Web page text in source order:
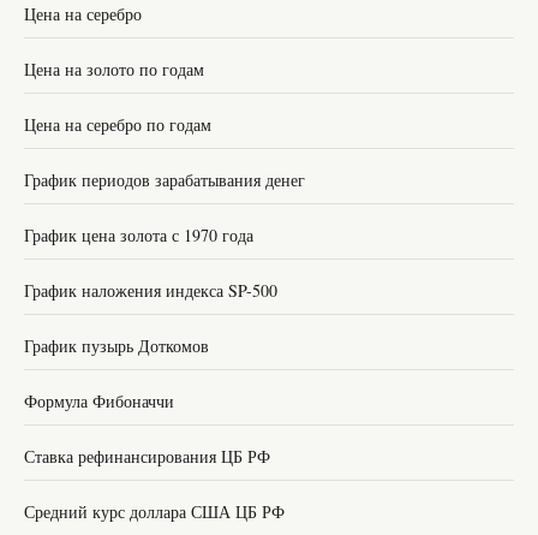
Цена на серебро
Цена на золото по годам
Цена на серебро по годам
График периодов зарабатывания денег
График цена золота с 1970 года
График наложения индекса SP-500
График пузырь Доткомов
Формула Фибоначчи
Ставка рефинансирования ЦБ РФ
Средний курс доллара США ЦБ РФ